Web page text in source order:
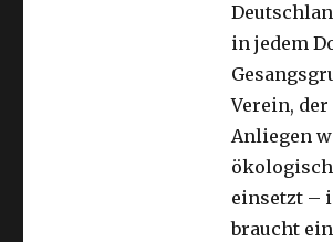
in jedem
Verein,
Anliegen
einsetzt –
braucht